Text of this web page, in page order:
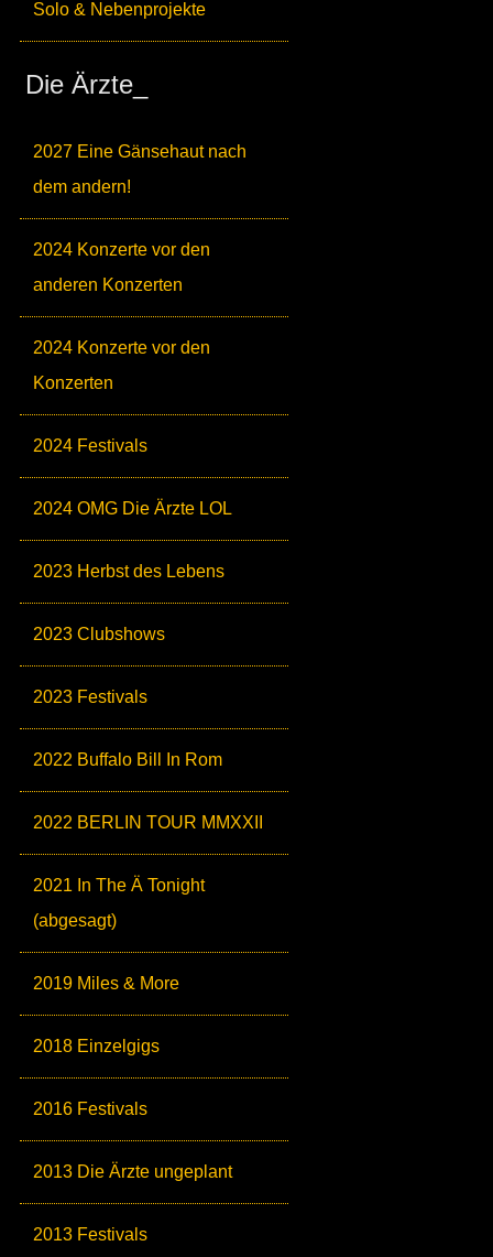
Solo & Nebenprojekte
Die Ärzte_
2027 Eine Gänsehaut nach
dem andern!
2024 Konzerte vor den
anderen Konzerten
2024 Konzerte vor den
Konzerten
2024 Festivals
2024 OMG Die Ärzte LOL
2023 Herbst des Lebens
2023 Clubshows
2023 Festivals
2022 Buffalo Bill In Rom
2022 BERLIN TOUR MMXXII
2021 In The Ä Tonight
(abgesagt)
2019 Miles & More
2018 Einzelgigs
2016 Festivals
2013 Die Ärzte ungeplant
2013 Festivals